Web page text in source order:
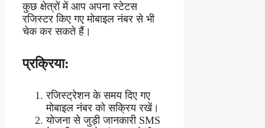
कुछ क्षेत्रों में आप अपना स्टेटस
रजिस्टर किए गए मोबाइल नंबर से भी
चेक कर सकते हैं।
प्रक्रिया:
रजिस्ट्रेशन के समय दिए गए
मोबाइल नंबर को सक्रिय रखें।
योजना से जुड़ी जानकारी SMS